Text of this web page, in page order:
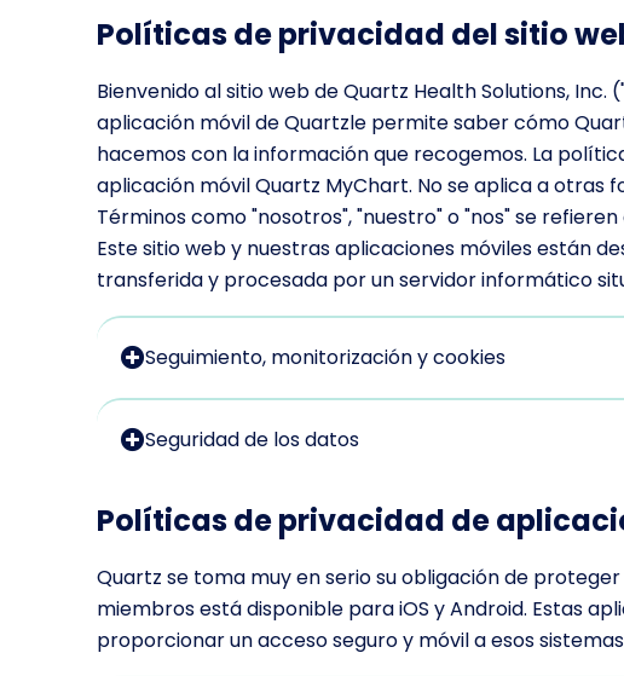
Políticas de privacidad del sitio
Bienvenido al sitio web de Quartz Health Solutions,
aplicación móvil de Quartzle permite saber cómo
hacemos con la información que recogemos. La
aplicación móvil Quartz MyChart. No se aplica a
Términos como "nosotros", "nuestro" o "nos" se
Este sitio web y nuestras aplicaciones móviles están
transferida y procesada por un servidor informático
Seguimiento, monitorización y cookies
Seguridad de los datos
Políticas de privacidad de
Quartz se toma muy en serio su obligación de
miembros está disponible para iOS y Android. Estas
proporcionar un acceso seguro y móvil a esos